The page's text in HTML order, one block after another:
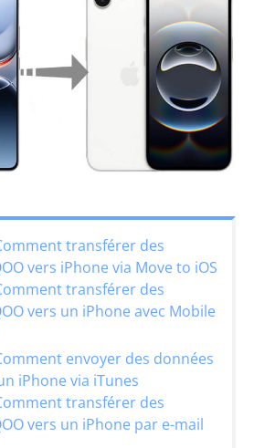
transférer des
vers iPhone via Move to iOS
transférer des
vers un iPhone avec Mobile
envoyer des données
iPhone via iTunes
transférer des
vers un iPhone par e-mail